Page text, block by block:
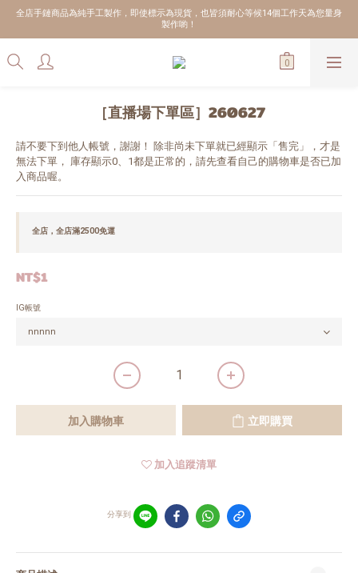
全店手鏈商品為純手工製作，即使標示為現貨，也皆須耐心等候14個工作天為您量身
製作喲！
［直播場下單區］260627
請不要下到他人帳號，謝謝！ 除非尚未下單就已經顯示「售完」，才是
無法下單， 庫存顯示0、1都是正常的，請先查看自己的購物車是否已加
入商品喔。
全店，全店滿2500免運
NT$1
IG帳號
加入購物車 立即購買
加入追蹤清單
分享到